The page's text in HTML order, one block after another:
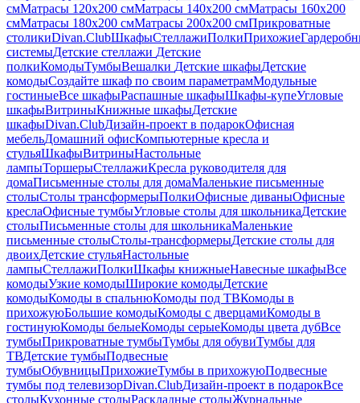
смМатрасы 120х200 смМатрасы 140х200 смМатрасы 160x200
смМатрасы 180х200 смМатрасы 200х200 смПрикроватные
столикиDivan.ClubШкафыСтеллажиПолкиПрихожие
системыДетские стеллажи Детские
полкиКомодыТумбыВешалки Детские шкафыДетские
комодыСоздайте шкаф по своим параметрамМодульные
гостиныеВсе шкафыРаспашные шкафыШкафы-купеУгловые
шкафыВитриныКнижные шкафыДетские
шкафыDivan.ClubДизайн-проект в подарокОфисная
мебельДомашний офисКомпьютерные кресла и
стульяШкафыВитриныНастольные
лампыТоршерыСтеллажиКресла руководителя для
домаПисьменные столы для домаМаленькие письменные
столыСтолы трансформерыПолкиОфисные диваныОфисные
креслаОфисные тумбыУгловые столы для школьникаДетские
столыПисьменные столы для школьникаМаленькие
письменные столыСтолы-трансформерыДетские столы для
двоихДетские стульяНастольные
лампыСтеллажиПолкиШкафы книжныеНавесные шкафыВсе
комодыУзкие комодыШирокие комодыДетские
комодыКомоды в спальнюКомоды под ТВКомоды в
прихожуюБольшие комодыКомоды с дверцамиКомоды в
гостинуюКомоды белыеКомоды серыеКомоды цвета дубВсе
тумбыПрикроватные тумбыТумбы для обувиТумбы для
ТВДетские тумбыПодвесные
тумбыОбувницыПрихожиеТумбы в прихожуюПодвесные
тумбы под телевизорDivan.ClubДизайн-проект в подарокВсе
столыКухонные столыРаскладные столыЖурнальные